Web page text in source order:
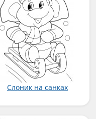
Слоник на санках